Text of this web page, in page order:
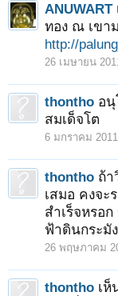
ANUWART
ทอง ณ เขา
http://
26 เมษายน
thontho อ
สมเด็จโต
6 มกราคม 2011
thontho ถ้า
เสมอ คงจ
สำเร็จหรอ
ฟ้าดินกระมัง
26 พฤษภาคม
thontho เ